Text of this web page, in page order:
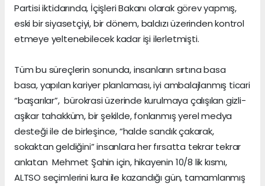
Partisi iktidarında, İçişleri Bakanı olarak görev yapmış,
eski bir siyasetçiyi, bir dönem, baldızı üzerinden kontrol
etmeye yeltenebilecek kadar işi ilerletmişti.
Tüm bu süreçlerin sonunda, insanların sırtına basa
basa, yapılan kariyer planlaması, iyi ambalajlanmış ticari
“başarılar”, bürokrasi üzerinde kurulmaya çalışılan gizli-
aşikar tahakküm, bir şekilde, fonlanmış yerel medya
desteği ile de birleşince, “halde sandık çakarak,
sokaktan geldiğini” insanlara her fırsatta tekrar tekrar
anlatan Mehmet Şahin için, hikayenin 10/8 lik kısmı,
ALTSO seçimlerini kura ile kazandığı gün, tamamlanmış